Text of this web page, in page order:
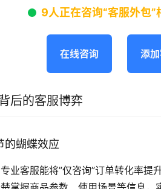
9人正在咨询“客服外包”
在线咨询 添
后的客服博弈
的蝴蝶效应
业客服能将”仅咨询”订单转化率提